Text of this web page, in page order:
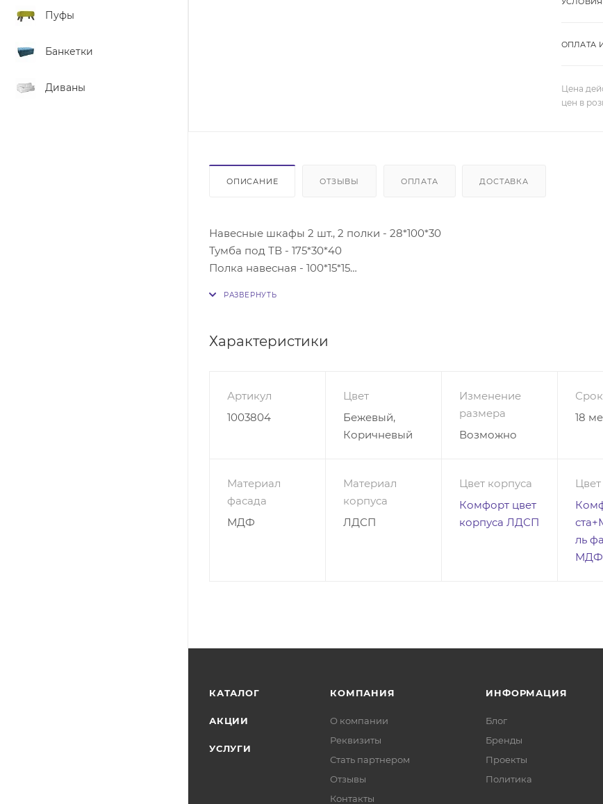
Пуфы
Банкетки
Диваны
ОПЛАТА
Цена
цен в
ОПИСАНИЕ ОТЗЫВЫ ОПЛАТА ДОСТАВКА
Навесные шкафы 2 шт., 2 полки - 28*100*30
Тумба под ТВ - 175*30*40
Полка навесная - 100*15*15
Цена за изделие указана в бесплатных цветах
Характеристики
Артикул
1003804
Цвет
Бежевый,
Коричневый
Изменение
размера
Возможно
18
Материал
фасада
МДФ
Материал
корпуса
ЛДСП
Цвет корпуса
Комфорт цвет
корпуса ЛДСП
ль
МДФ
КАТАЛОГ
АКЦИИ
УСЛУГИ
КОМПАНИЯ
О компании
Реквизиты
Стать партнером
Отзывы
Контакты
ИНФОРМАЦИЯ
Блог
Бренды
Проекты
Политика